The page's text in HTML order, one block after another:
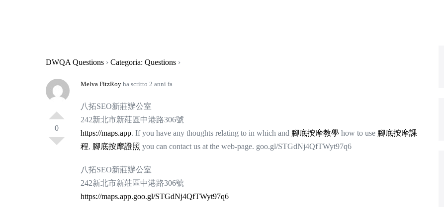
DWQA Questions › Categoria: Questions ›
0
Melva FitzRoy ha scritto 2 anni fa
八拓SEO新莊辦公室
242新北市新莊區中港路306號
https://maps.app. If you have any thoughts relating to in which and 腳底按摩教學 how to use 腳底按摩課
程, 腳底按摩證照 you can contact us at the web-page. goo.gl/STGdNj4QfTWyt97q6
八拓SEO新莊辦公室
242新北市新莊區中港路306號
https://maps.app.goo.gl/STGdNj4QfTWyt97q6